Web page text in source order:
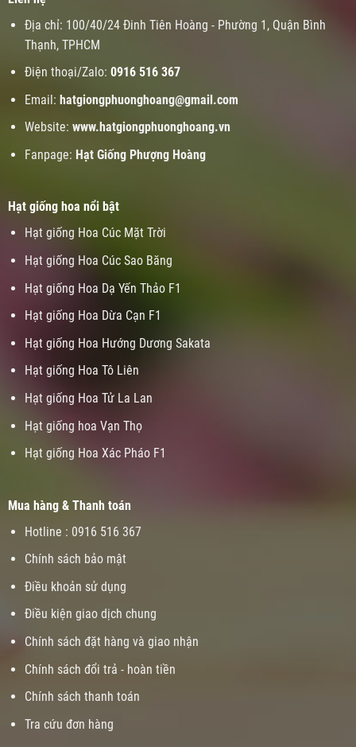
Địa chỉ: 100/40/24 Đinh Tiên Hoàng - Phường 1, Quận Bình
Thạnh, TPHCM
Điện thoại/Zalo: 0916 516 367
Email: hatgiongphuonghoang@gmail.com
Website: www. hatgiongphuonghoang.vn
Fanpage: Hạt Giống Phượng Hoàng
Hạt giống hoa nổi bật
Hạt giống Hoa Cúc Mặt Trời
Hạt giống Hoa Cúc Sao Băng
Hạt giống Hoa Dạ Yến Thảo F1
Hạt giống Hoa Dừa Cạn F1
Hạt giống Hoa Hướng Dương Sakata
Hạt giống Hoa Tô Liên
Hạt giống Hoa Tử La Lan
Hạt giống hoa Vạn Thọ
Hạt giống Hoa Xác Pháo F1
Mua hàng & Thanh toán
Hotline : 0916 516 367
Chính sách bảo mật
Điều khoản sử dụng
Điều kiện giao dịch chung
Chính sách đặt hàng và giao nhận
Chính sách đổi trả - hoàn tiền
Chính sách thanh toán
Tra cứu đơn hàng